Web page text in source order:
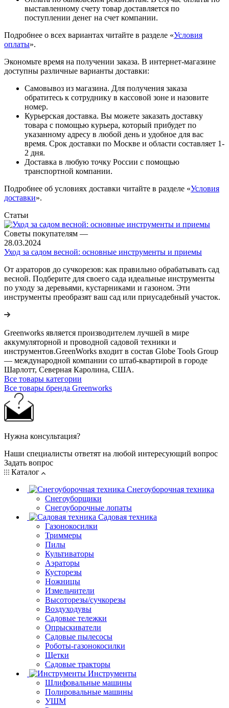
выставленному счету товар доставляется по
поступлении денег на счет компании.
Подробнее о всех вариантах читайте в разделе «Условия
оплаты».
Экономьте время на получении заказа. В интернет-магазине
доступны различные варианты доставки:
Самовывоз из магазина. Для получения заказа
обратитесь к сотруднику в кассовой зоне и назовите
номер.
Курьерская доставка. Вы можете заказать доставку
товара с помощью курьера, который прибудет по
указанному адресу в любой день и удобное для вас
время. Срок доставки по Москве и области составляет 1-
2 дня.
Доставка в любую точку России с помощью
транспортной компании.
Подробнее об условиях доставки читайте в разделе «Условия
доставки».
Статьи
Советы покупателям —
28.03.2024
Уход за садом весной: основные инструменты и приемы
От аэраторов до сучкорезов: как правильно обрабатывать сад
весной. Подберите для своего сада идеальные инструменты
по уходу за деревьями, кустарниками и газоном. Эти
инструменты преобразят ваш сад или приусадебный участок.
Greenworks является производителем лучшей в мире
аккумуляторной и проводной садовой техники и
инструментов.GreenWorks входит в состав Globe Tools Group
— международной компании со штаб-квартирой в городе
Шарлотт, Северная Каролина, США.
Все товары категории
Все товары бренда Greenworks
Нужна консультация?
Наши специалисты ответят на любой интересующий вопрос
Задать вопрос
Каталог
Снегоуборочная техника
Снегоуборщики
Снегоуборочные лопаты
Садовая техника
Газонокосилки
Триммеры
Пилы
Культиваторы
Аэраторы
Кусторезы
Ножницы
Измельчители
Высоторезы/сучкорезы
Воздуходувы
Садовые тележки
Опрыскиватели
Садовые пылесосы
Роботы-газонокосилки
Щетки
Садовые тракторы
Инструменты
Шлифовальные машины
Полировальные машины
УШМ